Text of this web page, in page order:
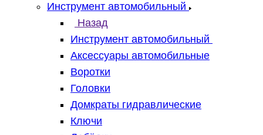
Инструмент автомобильный
Назад
Инструмент автомобильный
Аксессуары автомобильные
Воротки
Головки
Домкраты гидравлические
Ключи